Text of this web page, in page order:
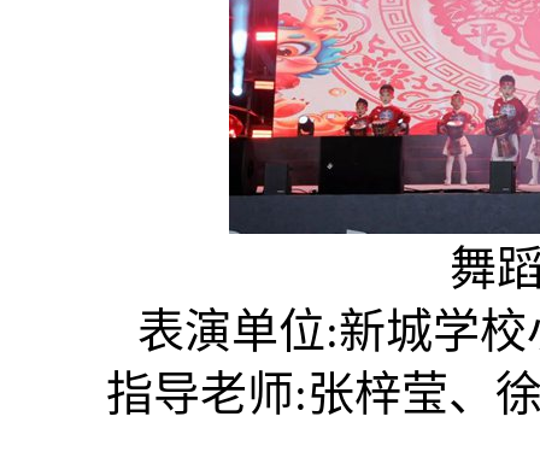
舞蹈
表演单位:新城学校
指导老师:张梓莹、徐